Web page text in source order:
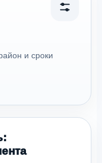
и сроки